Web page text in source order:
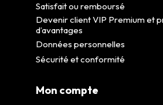
Satisfait ou remboursé
Devenir client VIP Premium et
d’avantages
Données personnelles
Sécurité et conformité
Mon compte